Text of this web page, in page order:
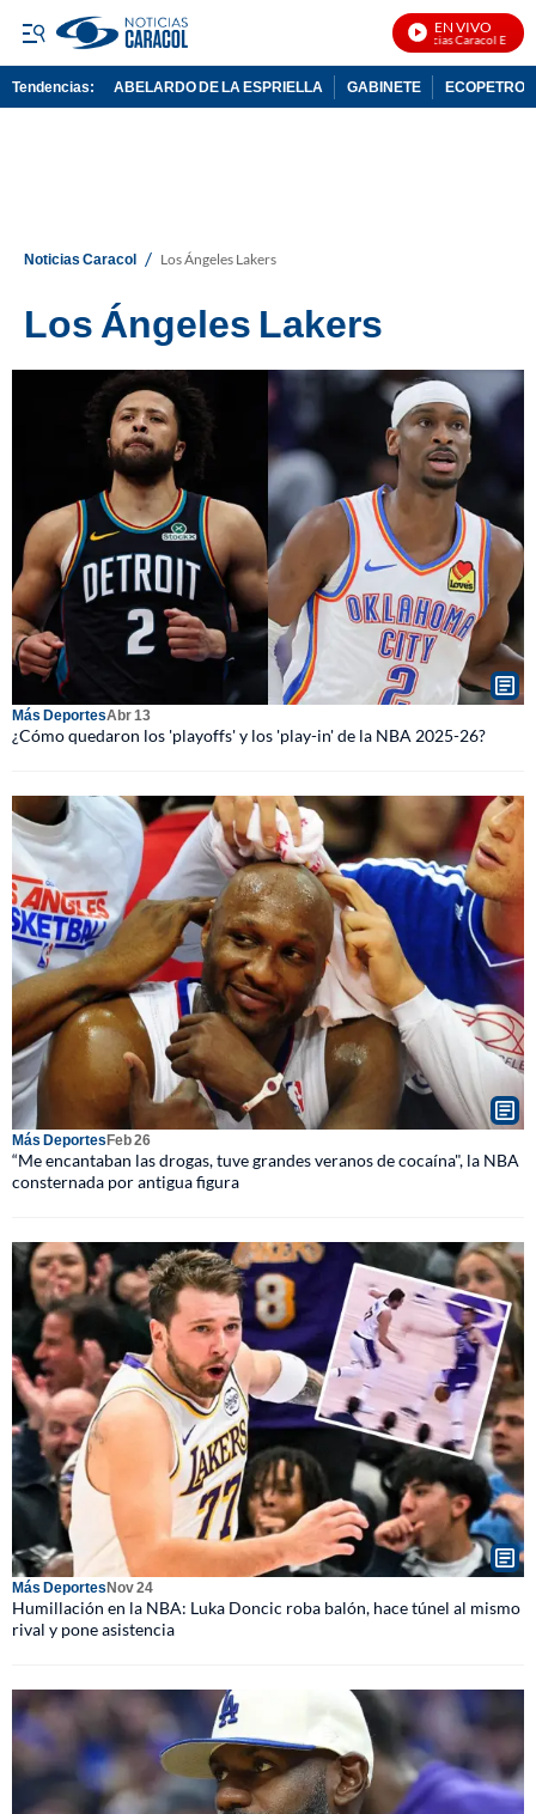
EN VIVO
Noticias Caracol En Vivo
Tendencias: ABELARDO DE LA ESPRIELLA GABINETE ECOPETROL
Noticias Caracol / Los Ángeles Lakers
Los Ángeles Lakers
Más DeportesAbr 13
¿Cómo quedaron los 'playoffs' y los 'play-in' de la NBA 2025-26?
Más DeportesFeb 26
“Me encantaban las drogas, tuve grandes veranos de cocaína", la NBA
consternada por antigua figura
Más DeportesNov 24
Humillación en la NBA: Luka Doncic roba balón, hace túnel al mismo
rival y pone asistencia